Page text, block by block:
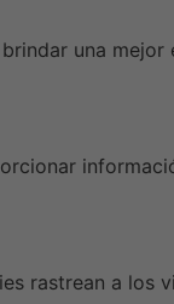
una mejor
rastrean a los